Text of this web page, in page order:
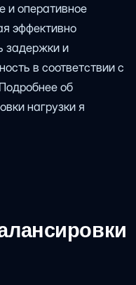
и оперативное
эффективно
задержки и
в соответствии с
об
нагрузки я